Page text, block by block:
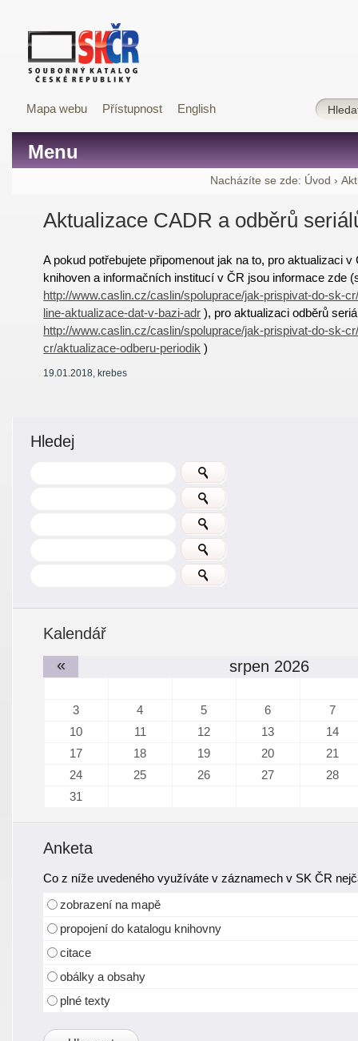
Mapa webu Přístupnost English
Menu
Nacházíte se zde: Úvod ›
Aktualizace CADR a odběrů
A pokud potřebujete připomenout jak na to, pro aktualizaci
knihoven a informačních institucí v ČR jsou informace zde
http://www.caslin.cz/caslin/spoluprace/jak-prispivat-do-sk-
line-aktualizace-dat-v-bazi-adr ), pro aktualizaci odběrů
http://www.caslin.cz/caslin/spoluprace/jak-prispivat-do-sk-
cr/aktualizace-odberu-periodik )
19.01.2018, krebes
Hledej
Kalendář
«
srpen 2026
3 4 5 6
7
10
11 12 13
14
17
18 19 20
21
24
25 26 27
28
31
Anketa
Co z níže uvedeného využíváte v záznamech v SK ČR
zobrazení na mapě
propojení do katalogu knihovny
citace
obálky a obsahy
plné texty